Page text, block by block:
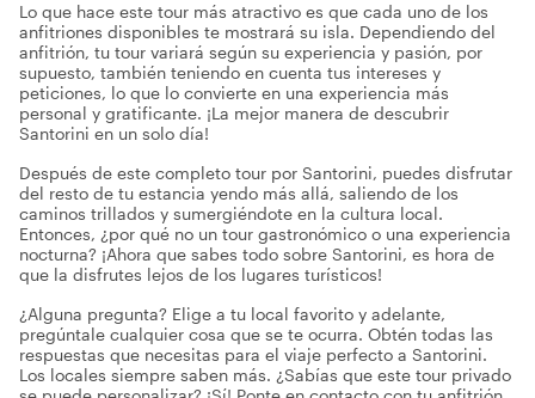
Lo que hace este tour más atractivo es que cada uno de los
anfitriones disponibles te mostrará su isla. Dependiendo del
anfitrión, tu tour variará según su experiencia y pasión, por
supuesto, también teniendo en cuenta tus intereses y
peticiones, lo que lo convierte en una experiencia más
personal y gratificante. ¡La mejor manera de descubrir
Santorini en un solo día!
Después de este completo tour por Santorini, puedes disfrutar
del resto de tu estancia yendo más allá, saliendo de los
caminos trillados y sumergiéndote en la cultura local.
Entonces, ¿por qué no un tour gastronómico o una experiencia
nocturna? ¡Ahora que sabes todo sobre Santorini, es hora de
que la disfrutes lejos de los lugares turísticos!
¿Alguna pregunta? Elige a tu local favorito y adelante,
pregúntale cualquier cosa que se te ocurra. Obtén todas las
respuestas que necesitas para el viaje perfecto a Santorini.
Los locales siempre saben más. ¿Sabías que este tour privado